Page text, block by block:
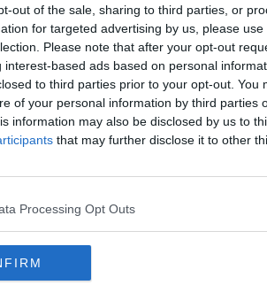
out of the sale, sharing to third parties, or
for targeted advertising by us, please
Please note that after your opt-out
interest-based ads based on personal
to third parties prior to your opt-out. You
of your personal information by third parties
information may also be disclosed by us to
that may further disclose it to other
Processing Opt Outs
Muscia - video